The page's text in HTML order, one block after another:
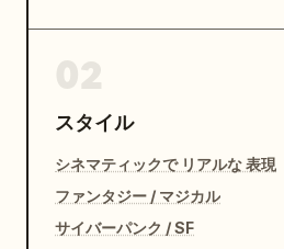
スタイル
シネマティックで リアルな 表現
ファンタジー / マジカル
サイバーパンク / SF